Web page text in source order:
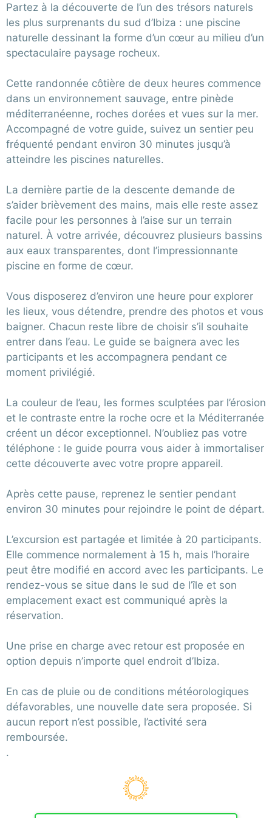
Partez à la découverte de l’un des trésors naturels
les plus surprenants du sud d’Ibiza : une piscine
naturelle dessinant la forme d’un cœur au milieu d’un
spectaculaire paysage rocheux.
Cette randonnée côtière de deux heures commence
dans un environnement sauvage, entre pinède
méditerranéenne, roches dorées et vues sur la mer.
Accompagné de votre guide, suivez un sentier peu
fréquenté pendant environ 30 minutes jusqu’à
atteindre les piscines naturelles.
La dernière partie de la descente demande de
s’aider brièvement des mains, mais elle reste assez
facile pour les personnes à l’aise sur un terrain
naturel. À votre arrivée, découvrez plusieurs bassins
aux eaux transparentes, dont l’impressionnante
piscine en forme de cœur.
Vous disposerez d’environ une heure pour explorer
les lieux, vous détendre, prendre des photos et vous
baigner. Chacun reste libre de choisir s’il souhaite
entrer dans l’eau. Le guide se baignera avec les
participants et les accompagnera pendant ce
moment privilégié.
La couleur de l’eau, les formes sculptées par l’érosion
et le contraste entre la roche ocre et la Méditerranée
créent un décor exceptionnel. N’oubliez pas votre
téléphone : le guide pourra vous aider à immortaliser
cette découverte avec votre propre appareil.
Après cette pause, reprenez le sentier pendant
environ 30 minutes pour rejoindre le point de départ.
L’excursion est partagée et limitée à 20 participants.
Elle commence normalement à 15 h, mais l’horaire
peut être modifié en accord avec les participants. Le
rendez-vous se situe dans le sud de l’île et son
emplacement exact est communiqué après la
réservation.
Une prise en charge avec retour est proposée en
option depuis n’importe quel endroit d’Ibiza.
En cas de pluie ou de conditions météorologiques
défavorables, une nouvelle date sera proposée. Si
aucun report n’est possible, l’activité sera
remboursée.
.